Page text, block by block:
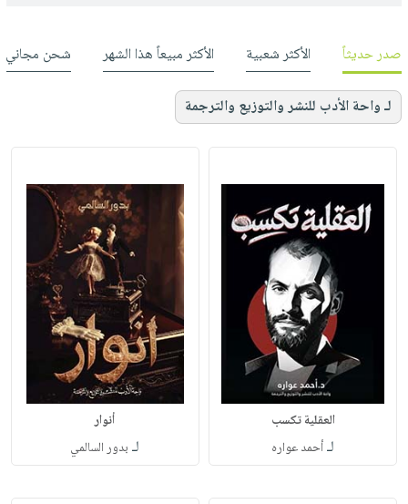
صدر حديثاً الأكثر شعبية الأكثر مبيعاً هذا الشهر شحن مجاني
لـ واحة الأدب للنشر والتوزيع والترجمة
العقلية تكسب
لـأحمد عواره
أنوار
لـ بدور السالمي